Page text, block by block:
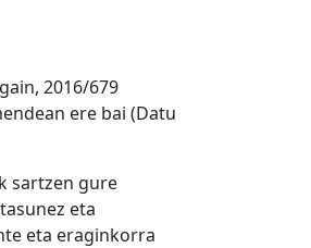
2016/679
ere bai (Datu
sartzen gure
eta
eta eraginkorra